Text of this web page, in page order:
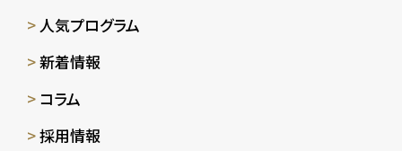
人気プログラム
新着情報
コラム
採用情報